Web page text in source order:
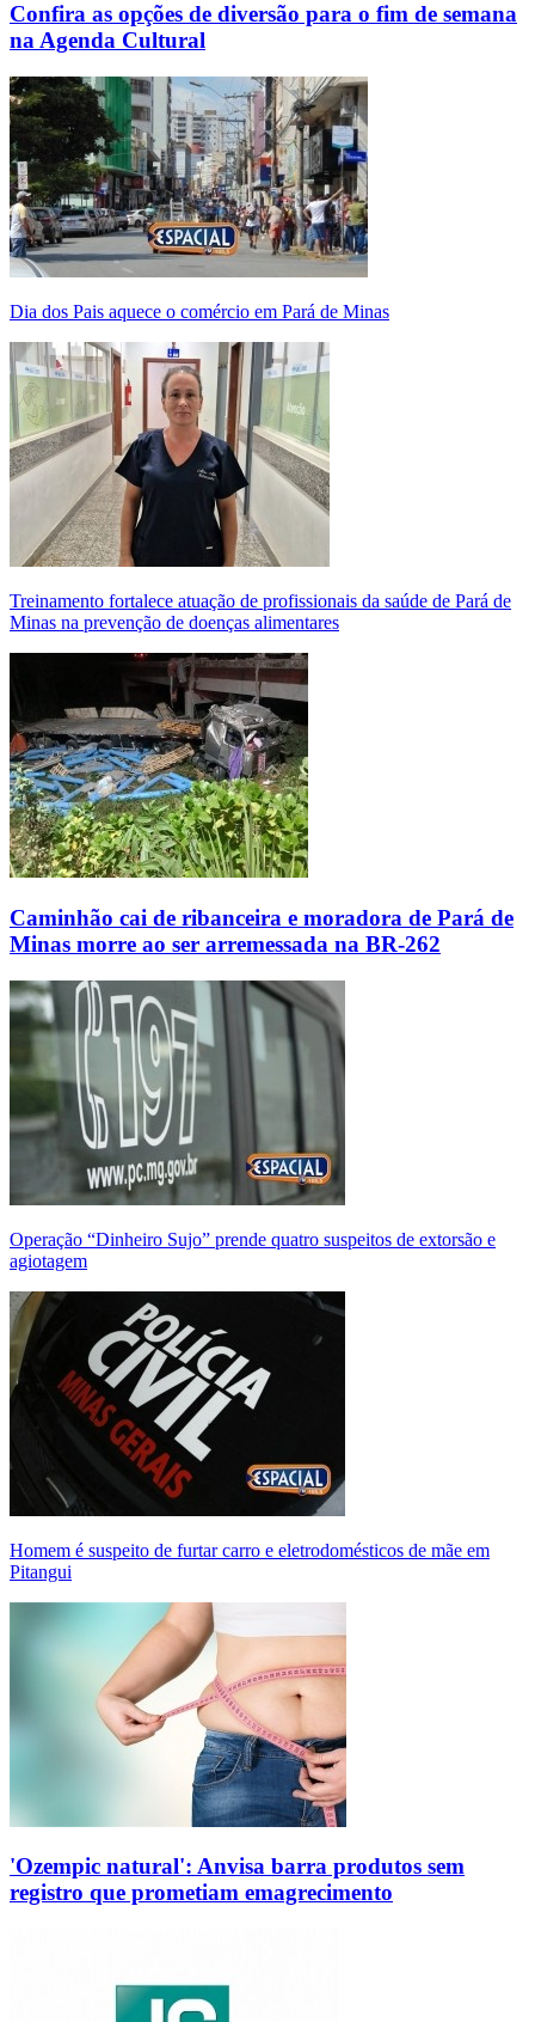
Confira as opções de diversão para o fim de semana
na Agenda Cultural
Dia dos Pais aquece o comércio em Pará de Minas
Treinamento fortalece atuação de profissionais da saúde de Pará de
Minas na prevenção de doenças alimentares
Caminhão cai de ribanceira e moradora de Pará de
Minas morre ao ser arremessada na BR-262
Operação “Dinheiro Sujo” prende quatro suspeitos de extorsão e
agiotagem
Homem é suspeito de furtar carro e eletrodomésticos de mãe em
Pitangui
'Ozempic natural': Anvisa barra produtos sem
registro que prometiam emagrecimento